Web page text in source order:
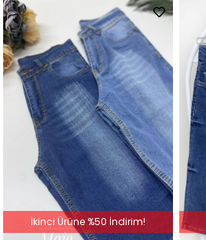
İkinci Ürüne %50 İndirim!